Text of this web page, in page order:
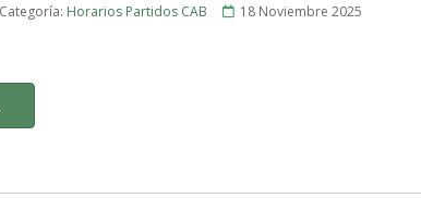
Categoría: Horarios Partidos CAB
18 Noviembre 2025